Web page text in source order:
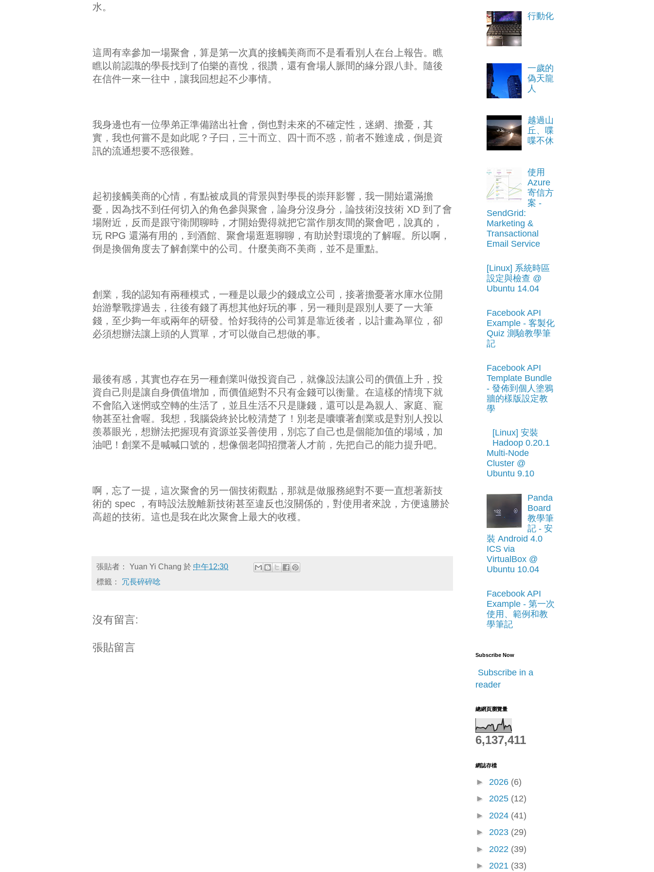
水。
這周有幸參加一場聚會，算是第一次真的接觸美商而不是看看別人在台上報告。瞧
瞧以前認識的學長找到了伯樂的喜悅，很讚，還有會場人脈間的緣分跟八卦。隨後
在信件一來一往中，讓我回想起不少事情。
我身邊也有一位學弟正準備踏出社會，倒也對未來的不確定性，迷網、擔憂，其
實，我也何嘗不是如此呢？子曰，三十而立、四十而不惑，前者不難達成，倒是資
訊的流通想要不惑很難。
起初接觸美商的心情，有點被成員的背景與對學長的崇拜影響，我一開始還滿擔
憂，因為找不到任何切入的角色參與聚會，論身分沒身分，論技術沒技術 XD 到了會
場附近，反而是跟守衛閒聊時，才開始覺得就把它當作朋友間的聚會吧，說真的，
玩 RPG 還滿有用的，到酒館、聚會場逛逛聊聊，有助於對環境的了解喔。所以啊，
倒是換個角度去了解創業中的公司。什麼美商不美商，並不是重點。
創業，我的認知有兩種模式，一種是以最少的錢成立公司，接著擔憂著水庫水位開
始游擊戰撐過去，往後有錢了再想其他好玩的事，另一種則是跟別人要了一大筆
錢，至少夠一年或兩年的研發。恰好我待的公司算是靠近後者，以計畫為單位，卻
必須想辦法讓上頭的人買單，才可以做自己想做的事。
最後有感，其實也存在另一種創業叫做投資自己，就像設法讓公司的價值上升，投
資自己則是讓自身價值增加，而價值絕對不只有金錢可以衡量。在這樣的情境下就
不會陷入迷惘或空轉的生活了，並且生活不只是賺錢，還可以是為親人、家庭、寵
物甚至社會喔。我想，我腦袋終於比較清楚了！別老是囔囔著創業或是對別人投以
羨慕眼光，想辦法把握現有資源並妥善使用，別忘了自己也是個能加值的場域，加
油吧！創業不是喊喊口號的，想像個老闆招攬著人才前，先把自己的能力提升吧。
啊，忘了一提，這次聚會的另一個技術觀點，那就是做服務絕對不要一直想著新技
術的 spec ，有時設法脫離新技術甚至違反也沒關係的，對使用者來說，方便遠勝於
高超的技術。這也是我在此次聚會上最大的收穫。
張貼者： Yuan Yi Chang 於 中午12:30
標籤： 冗長碎碎唸
沒有留言:
張貼留言
行動化
一歲的
偽天龍
人
越過山
丘、喋
喋不休
使用
Azure
寄信方
案 -
SendGrid:
Marketing &
Transactional
Email Service
[Linux] 系統時區
設定與檢查 @
Ubuntu 14.04
Facebook API
Example - 客製化
Quiz 測驗教學筆
記
Facebook API
Template Bundle
- 發佈到個人塗鴉
牆的樣版設定教
學
[Linux] 安裝
Hadoop 0.20.1
Multi-Node
Cluster @
Ubuntu 9.10
Panda
Board
教學筆
記 - 安
裝 Android 4.0
ICS via
VirtualBox @
Ubuntu 10.04
Facebook API
Example - 第一次
使用、範例和教
學筆記
Subscribe Now
Subscribe in a
reader
總網頁瀏覽量
6,137,411
網誌存檔
► 2026 (6)
► 2025 (12)
► 2024 (41)
► 2023 (29)
► 2022 (39)
► 2021 (33)